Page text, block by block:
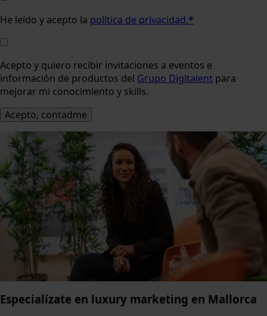
He leído y acepto la política de privacidad.*
Acepto y quiero recibir invitaciones a eventos e
información de productos del Grupo Digitalent para
mejorar mi conocimiento y skills.
Especialízate en luxury marketing en Mallorca